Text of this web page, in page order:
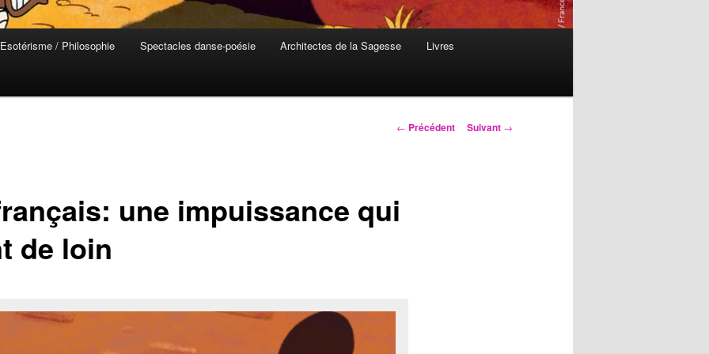
Esotérisme / Philosophie Spectacles danse-poésie Architectes de la Sagesse Livres
Navigation
← Précédent Suivant →
une impuissance qui
de loin